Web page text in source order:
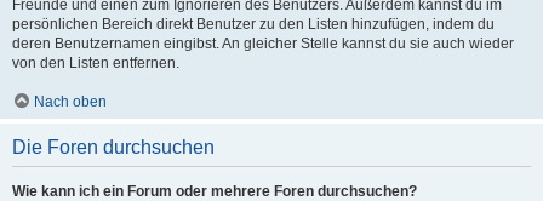
Freunde und einen zum Ignorieren des Benutzers. Außerdem kannst du im
persönlichen Bereich direkt Benutzer zu den Listen hinzufügen, indem du
deren Benutzernamen eingibst. An gleicher Stelle kannst du sie auch wieder
von den Listen entfernen.
Nach oben
Die Foren durchsuchen
Wie kann ich ein Forum oder mehrere Foren durchsuchen?